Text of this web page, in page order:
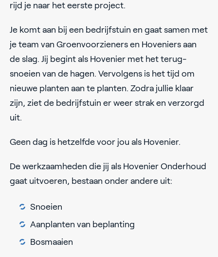
rijd je naar het eerste project.
Je komt aan bij een bedrijfstuin en gaat samen met
je team van Groenvoorzieners en Hoveniers aan
de slag. Jij begint als Hovenier met het terug­
snoeien van de hagen. Vervolgens is het tijd om
nieuwe planten aan te planten. Zodra jullie klaar
zijn, ziet de bedrijfstuin er weer strak en verzorgd
uit.
Geen dag is hetzelfde voor jou als Hovenier.
De werkzaamheden die jij als Hovenier Onderhoud
gaat uitvoeren, bestaan onder andere uit:
Snoeien
Aanplanten van beplanting
Bosmaaien